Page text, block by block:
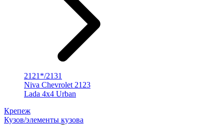
2121*/2131
Niva Chevrolet 2123
Lada 4x4 Urban
Крепеж
Кузов/элементы кузова